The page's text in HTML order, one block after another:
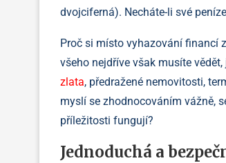
dvojciferná). Necháte-li své
Proč si místo vyhazování financí
všeho nejdříve však musíte
zlata, předražené nemovitosti,
myslí se zhodnocováním vážně,
příležitosti fungují?
Jednoduchá a